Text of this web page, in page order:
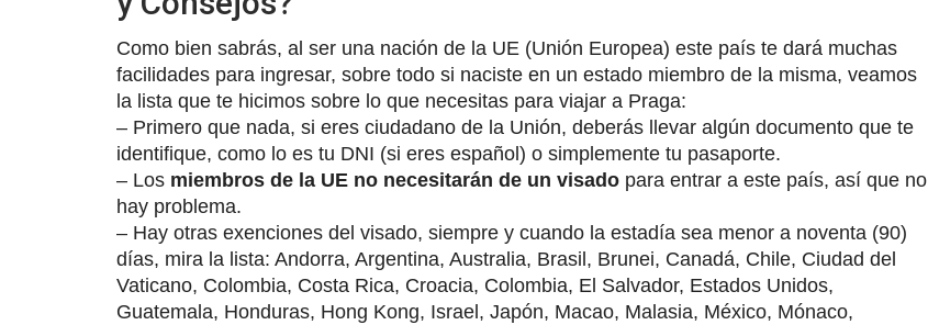
Como bien sabrás, al ser una nación de la UE (Unión Europea) este país te dará muchas
facilidades para ingresar, sobre todo si naciste en un estado miembro de la misma, veamos
la lista que te hicimos sobre lo que necesitas para viajar a Praga:
– Primero que nada, si eres ciudadano de la Unión, deberás llevar algún documento que te
identifique, como lo es tu DNI (si eres español) o simplemente tu pasaporte.
– Los miembros de la UE no necesitarán de un visado para entrar a este país, así que no
hay problema.
– Hay otras exenciones del visado, siempre y cuando la estadía sea menor a noventa (90)
días, mira la lista: Andorra, Argentina, Australia, Brasil, Brunei, Canadá, Chile, Ciudad del
Vaticano, Colombia, Costa Rica, Croacia, Colombia, El Salvador, Estados Unidos,
Guatemala, Honduras, Hong Kong, Israel, Japón, Macao, Malasia, México, Mónaco,